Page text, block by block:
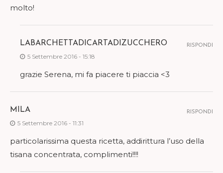
molto!
LABARCHETTADICARTADIZUCCHERO
5 Settembre 2016 - 15:18
grazie Serena, mi fa piacere ti piaccia <3
RISPONDI
MILA
5 Settembre 2016 - 11:31
particolarissima questa ricetta, addirittura l’uso della
tisana concentrata, complimenti!!!!
RISPONDI